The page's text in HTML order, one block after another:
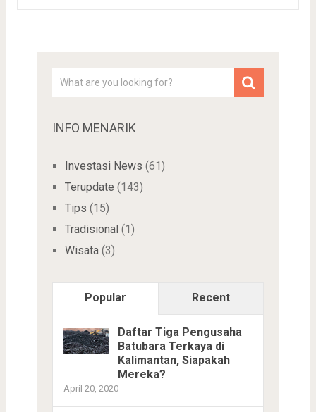
INFO MENARIK
Investasi News (61)
Terupdate (143)
Tips (15)
Tradisional (1)
Wisata(3)
Popular Recent
Daftar Tiga Pengusaha
Batubara Terkaya di
Kalimantan, Siapakah
Mereka?
April 20, 2020